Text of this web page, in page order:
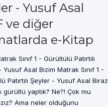
- Yusuf Asal
ve diğer
e-Kitap
Sınıf 1 - Gürültülü Patırtılı
Yusuf Asal Bizim Matrak Sınıf 1 -
Patırtılı Şeyler - Yusuf Asal Biraz
gürültü yaptık? Ne?! Çok mu
Ama neler olduğunu